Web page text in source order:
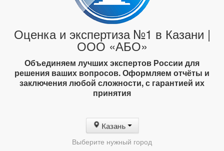
Оценка и экспертиза №1 в Казани |
ООО «АБО»
Объединяем лучших экспертов России для
решения ваших вопросов. Оформляем отчёты и
заключения любой сложности, с гарантией их
принятия
Казань
Выберите нужный город